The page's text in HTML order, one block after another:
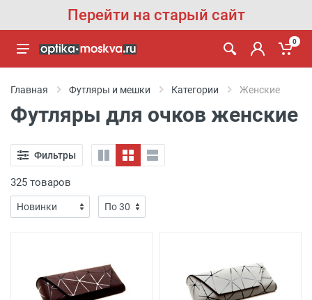
Перейти на старый сайт
0
Главная Футляры и мешки Категории Женские
Футляры для очков женские
Фильтры
325 товаров